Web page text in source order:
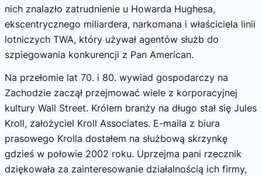
nich znalazło zatrudnienie u Howarda Hughesa,
ekscentrycznego miliardera, narkomana i właściciela linii
lotniczych TWA, który używał agentów służb do
szpiegowania konkurencji z Pan American.
Na przełomie lat 70. i 80. wywiad gospodarczy na
Zachodzie zaczął przejmować wiele z korporacyjnej
kultury Wall Street. Królem branży na długo stał się Jules
Kroll, założyciel Kroll Associates. E-maila z biura
prasowego Krolla dostałem na służbową skrzynkę
gdzieś w połowie 2002 roku. Uprzejma pani rzecznik
dziękowała za zainteresowanie działalnością ich firmy,